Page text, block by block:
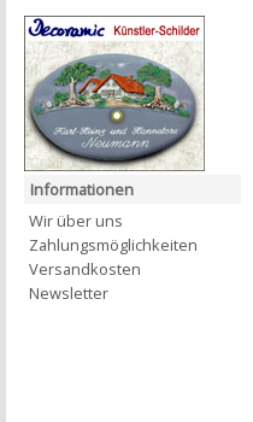
Informationen
Wir über uns
Zahlungsmöglichkeiten
Versandkosten
Newsletter